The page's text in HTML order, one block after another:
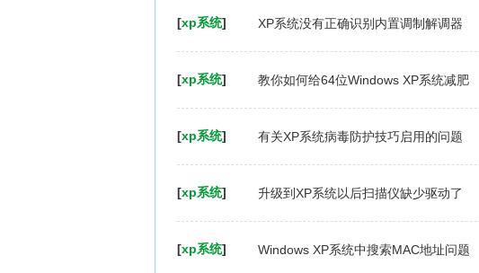
[xp系统] XP系统没有正确识别内置调制解调器
[xp系统] 教你如何给64位Windows XP系统减肥
[xp系统] 有关XP系统病毒防护技巧启用的问题
[xp系统] 升级到XP系统以后扫描仪缺少驱动了
[xp系统] Windows XP系统中搜索MAC地址问题